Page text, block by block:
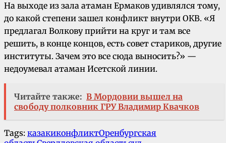
На выходе из зала атаман Ермаков удивлялся тому,
до какой степени зашел конфликт внутри ОКВ. «Я
предлагал Волкову прийти на круг и там все
решить, в конце концов, есть совет стариков, другие
институты. Зачем это все сюда выносить?» —
недоумевал атаман Исетской линии.
Читайте также: В Мордовии вышел на
свободу полковник ГРУ Владимир Квачков
Tags: казакиконфликтОренбургская